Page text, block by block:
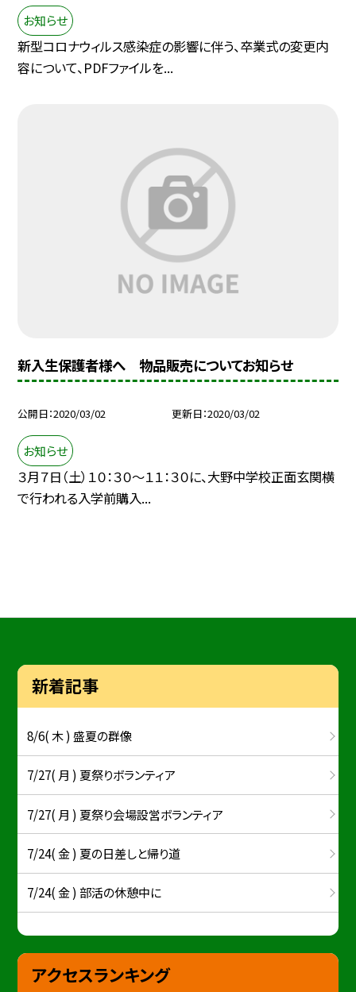
お知らせ
新型コロナウィルス感染症の影響に伴う、卒業式の変更内
容について、PDFファイルを...
新入生保護者様へ 物品販売についてお知らせ
公開日 2020/03/02 更新日 2020/03/02
お知らせ
３月７日（土）１０：３０〜１１：３０に、大野中学校正面玄関横
で行われる入学前購入...
新着記事
8/6( 木 ) 盛夏の群像
7/27( 月 ) 夏祭りボランティア
7/27( 月 ) 夏祭り会場設営ボランティア
7/24( 金 ) 夏の日差しと帰り道
7/24( 金 ) 部活の休憩中に
アクセスランキング